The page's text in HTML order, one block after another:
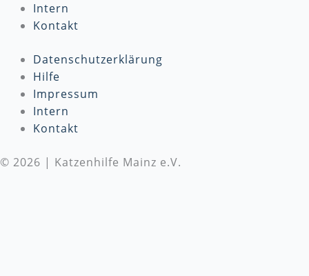
Intern
Kontakt
Datenschutzerklärung
Hilfe
Impressum
Intern
Kontakt
© 2026 | Katzenhilfe Mainz e.V.